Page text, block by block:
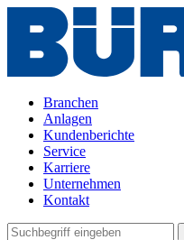
Branchen
Anlagen
Kundenberichte
Service
Karriere
Unternehmen
Kontakt